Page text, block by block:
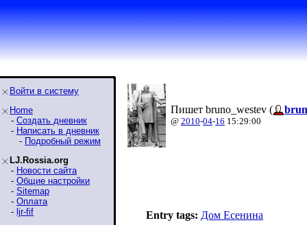
Войти в систему
Home
- Создать дневник
- Написать в дневник
- Подробный режим
LJ.Rossia.org
- Новости сайта
- Общие настройки
- Sitemap
- Оплата
- ljr-fif
Пишет bruno_westev (
@ 2010-04-16 15:29:00
Entry tags: Дом Есенина